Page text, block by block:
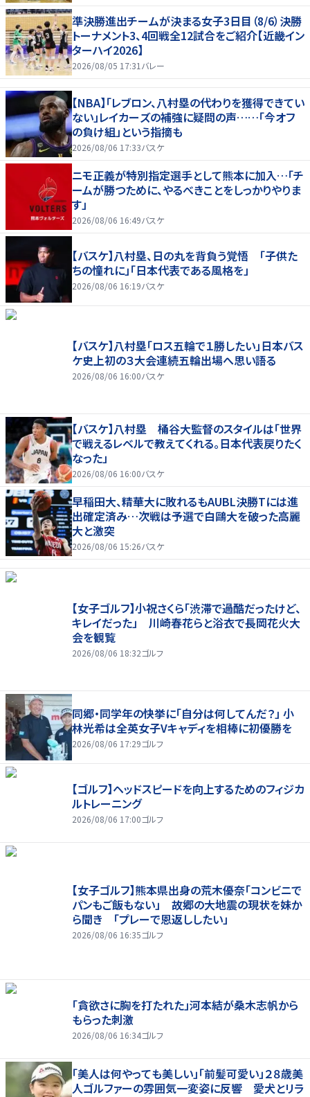
準決勝進出チームが決まる女子3日目（8/6）決勝
トーナメント3、4回戦全12試合をご紹介【近畿イン
ターハイ2026】
2026/08/05 17:31 バレー
【NBA】「レブロン、八村塁の代わりを獲得できてい
ない」レイカーズの補強に疑問の声……「今オフ
の負け組」という指摘も
2026/08/06 17:33バスケ
ニモ正義が特別指定選手として熊本に加入…「チ
ームが勝つために、やるべきことをしっかりやりま
す」
2026/08/06 16:49バスケ
【バスケ】八村塁、日の丸を背負う覚悟 「子供た
ちの憧れに」「日本代表である風格を」
2026/08/06 16:19バスケ
【バスケ】八村塁「ロス五輪で１勝したい」日本バス
ケ史上初の３大会連続五輪出場へ思い語る
2026/08/06 16:00バスケ
【バスケ】八村塁 桶谷大監督のスタイルは「世界
で戦えるレベルで教えてくれる。日本代表戻りたく
なった」
2026/08/06 16:00バスケ
早稲田大、精華大に敗れるもAUBL決勝Tには進
出確定済み…次戦は予選で白鷗大を破った高麗
大と激突
2026/08/06 15:26バスケ
【女子ゴルフ】小祝さくら「渋滞で過酷だったけど、
キレイだった」 川崎春花らと浴衣で長岡花火大
会を観覧
2026/08/06 18:32ゴルフ
同郷・同学年の快挙に「自分は何してんだ？」 小
林光希は全英女子Vキャディを相棒に初優勝を
2026/08/06 17:29ゴルフ
【ゴルフ】ヘッドスピードを向上するためのフィジカ
ルトレーニング
2026/08/06 17:00ゴルフ
【女子ゴルフ】熊本県出身の荒木優奈「コンビニで
パンもご飯もない」 故郷の大地震の現状を妹か
ら聞き 「プレーで恩返ししたい」
2026/08/06 16:35ゴルフ
「貪欲さに胸を打たれた」河本結が桑木志帆から
もらった刺激
2026/08/06 16:34ゴルフ
「美人は何やっても美しい」「前髪可愛い」２８歳美
人ゴルファーの雰囲気一変姿に反響 愛犬とリラ